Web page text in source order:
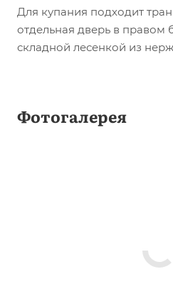
Для купания подходит
отдельная дверь в правом
складной лесенкой из
Фотогалерея